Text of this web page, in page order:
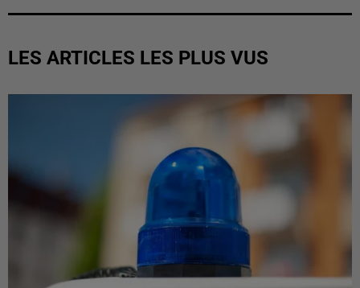
LES ARTICLES LES PLUS VUS